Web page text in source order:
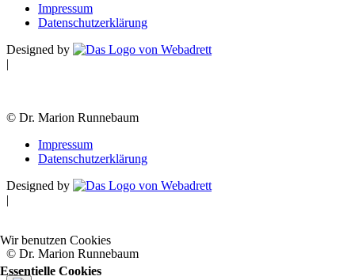
Impressum
Datenschutzerklärung
Designed by
|
© Dr. Marion Runnebaum
Impressum
Datenschutzerklärung
Designed by
|
© Dr. Marion Runnebaum
Wir benutzen Cookies
Essentielle Cookies